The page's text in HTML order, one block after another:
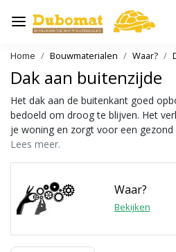
Home Bouwmaterialen Waar?
Dak aan buitenzijde
Het dak aan de buitenkant goed
bedoeld om droog te blijven. Het
je woning en zorgt voor een
Lees meer.
Waar?
Bekijken